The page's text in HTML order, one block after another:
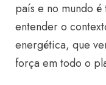
país e no mundo
entender o
energética, que
força em todo o